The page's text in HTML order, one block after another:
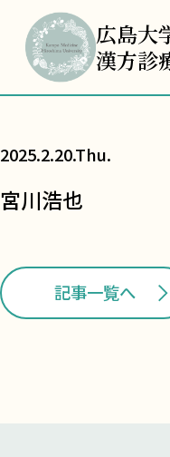
広島大
漢方診
2025.2.20.Thu.
宮川浩也
記事一覧へ